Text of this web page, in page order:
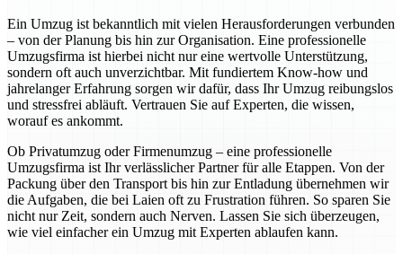
Ein Umzug ist bekanntlich mit vielen Herausforderungen verbunden
– von der Planung bis hin zur Organisation. Eine professionelle
Umzugsfirma ist hierbei nicht nur eine wertvolle Unterstützung,
sondern oft auch unverzichtbar. Mit fundiertem Know-how und
jahrelanger Erfahrung sorgen wir dafür, dass Ihr Umzug reibungslos
und stressfrei abläuft. Vertrauen Sie auf Experten, die wissen,
worauf es ankommt.
Ob Privatumzug oder Firmenumzug – eine professionelle
Umzugsfirma ist Ihr verlässlicher Partner für alle Etappen. Von der
Packung über den Transport bis hin zur Entladung übernehmen wir
die Aufgaben, die bei Laien oft zu Frustration führen. So sparen Sie
nicht nur Zeit, sondern auch Nerven. Lassen Sie sich überzeugen,
wie viel einfacher ein Umzug mit Experten ablaufen kann.